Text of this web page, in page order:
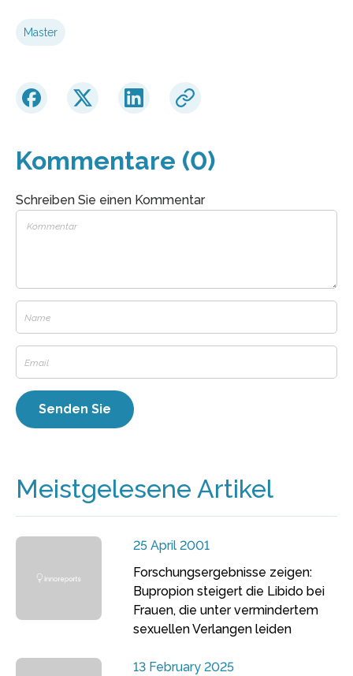
Master
Kommentare (0)
Schreiben Sie einen Kommentar
Meistgelesene Artikel
25 April 2001
Forschungsergebnisse zeigen:
Bupropion steigert die Libido bei
Frauen, die unter vermindertem
sexuellen Verlangen leiden
13 February 2025